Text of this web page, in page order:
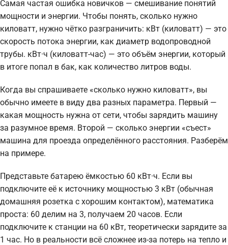
Самая частая ошибка новичков — смешивание понятий
мощности и энергии. Чтобы понять, сколько нужно
киловатт, нужно чётко разграничить: кВт (киловатт) — это
скорость потока энергии, как диаметр водопроводной
трубы. кВт·ч (киловатт-час) — это объём энергии, который
в итоге попал в бак, как количество литров воды.
Когда вы спрашиваете «сколько нужно киловатт», вы
обычно имеете в виду два разных параметра. Первый —
какая мощность нужна от сети, чтобы зарядить машину
за разумное время. Второй — сколько энергии «съест»
машина для проезда определённого расстояния. Разберём
на примере.
Представьте батарею ёмкостью 60 кВт·ч. Если вы
подключите её к источнику мощностью 3 кВт (обычная
домашняя розетка с хорошим контактом), математика
проста: 60 делим на 3, получаем 20 часов. Если
подключите к станции на 60 кВт, теоретически зарядите за
1 час. Но в реальности всё сложнее из-за потерь на тепло и